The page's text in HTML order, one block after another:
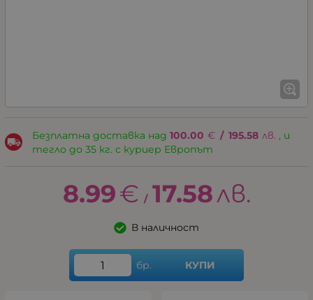
Безплатна доставка над 100.00 € / 195.58 лв. , и
тегло до 35 кг. с куриер Европът
8.99€ / 17.58лв.
В наличност
бр. КУПИ